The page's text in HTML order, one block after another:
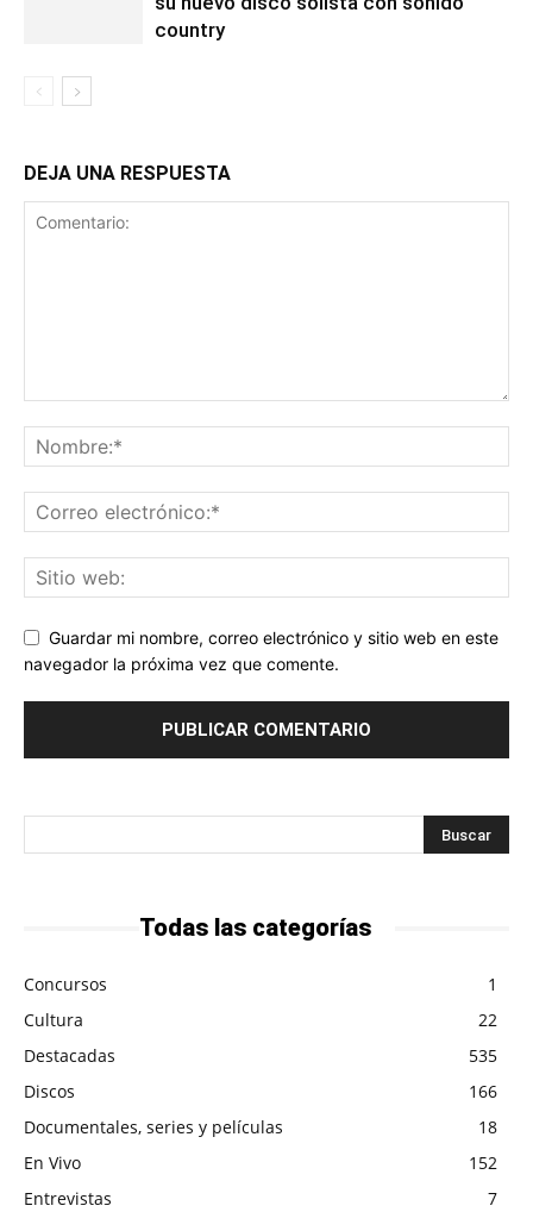
country
DEJA UNA RESPUESTA
Guardar mi nombre, correo electrónico y sitio web en este
navegador la próxima vez que comente.
Todas las categorías
Concursos
1
Cultura
22
Destacadas
535
Discos
166
Documentales, series y películas
18
En Vivo
152
Entrevistas
7